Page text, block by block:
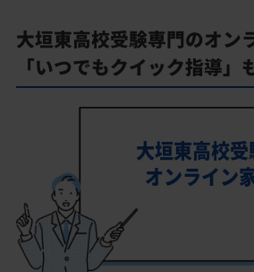
大垣東高校受験専門のオン
「いつでもクイック指導」
大垣東高校
オンライン